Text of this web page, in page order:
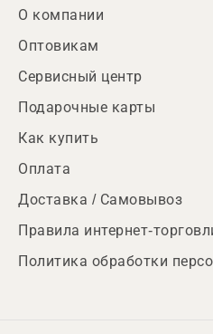
О компании
Оптовикам
Сервисный центр
Подарочные карты
Как купить
Оплата
Доставка / Самовывоз
Правила интернет-
Политика обработки